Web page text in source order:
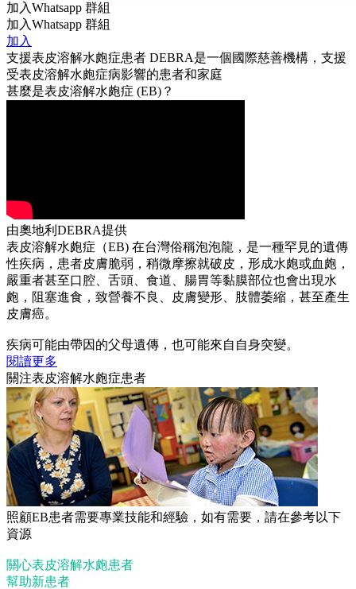
加入Whatsapp 群組
加入Whatsapp 群組
加入
支援表皮溶解水皰症患者 DEBRA是一個國際慈善機構，支援
受表皮溶解水皰症病影響的患者和家庭
甚麼是表皮溶解水皰症 (EB)？
由奧地利DEBRA提供
表皮溶解水皰症（EB) 在台灣俗稱泡泡龍，是一種罕見的遺傳
性疾病，患者皮膚脆弱，稍微摩擦就破皮，形成水皰或血皰，
嚴重者甚至口腔、舌頭、食道、腸胃等黏膜部位也會出現水
皰，阻塞進食，致營養不良、皮膚變形、肢體萎縮，甚至產生
皮膚癌。
疾病可能由帶因的父母遺傳，也可能來自自身突變。
閱讀更多
關注表皮溶解水皰症患者
照顧EB患者需要專業技能和經驗，如有需要，請在參考以下
資源
關心表皮溶解水皰患者
幫助新患者